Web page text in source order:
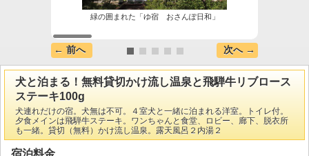
緑の囲まれた「ゆ宿 おさんぽ日和」
← 前へ 次へ →
犬と泊まる！無料貸切かけ流し温泉と飛騨牛リブロース
ステーキ100g
犬連れだけの宿。犬無は不可。４室犬と一緒に泊まれる洋室。トイレ付。
夕食メインは飛騨牛ステーキ。ワンちゃんと食堂、ロビー、廊下、脱衣所
も一緒。貸切（無料）かけ流し温泉。露天風呂２内湯２